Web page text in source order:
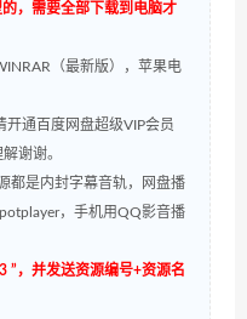
，需要全部下载到电脑才
（最新版），苹果电
开通百度网盘超级VIP会员
谢谢。
都是内封字幕音轨，网盘播
，手机用QQ影音播
”，并发送资源编号+资源名